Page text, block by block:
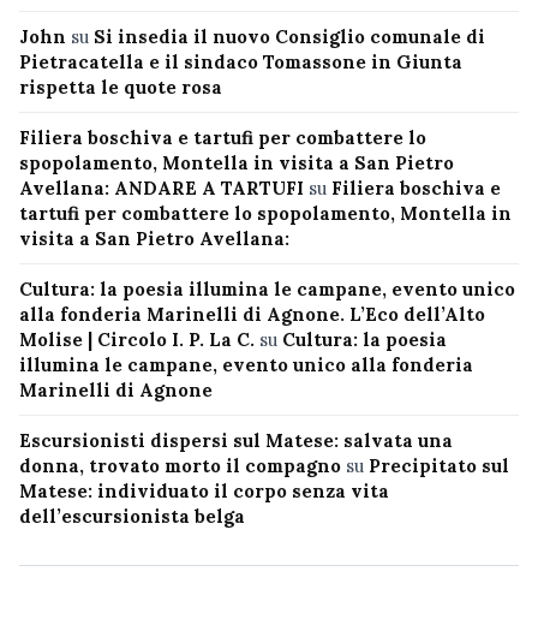
John su Si insedia il nuovo Consiglio comunale di
Pietracatella e il sindaco Tomassone in Giunta
rispetta le quote rosa
Filiera boschiva e tartufi per combattere lo
spopolamento, Montella in visita a San Pietro
Avellana: ANDARE A TARTUFI su Filiera boschiva e
tartufi per combattere lo spopolamento, Montella in
visita a San Pietro Avellana:
Cultura: la poesia illumina le campane, evento unico
alla fonderia Marinelli di Agnone. L’Eco dell’Alto
Molise | Circolo I. P. La C. su Cultura: la poesia
illumina le campane, evento unico alla fonderia
Marinelli di Agnone
Escursionisti dispersi sul Matese: salvata una
donna, trovato morto il compagno su Precipitato sul
Matese: individuato il corpo senza vita
dell’escursionista belga